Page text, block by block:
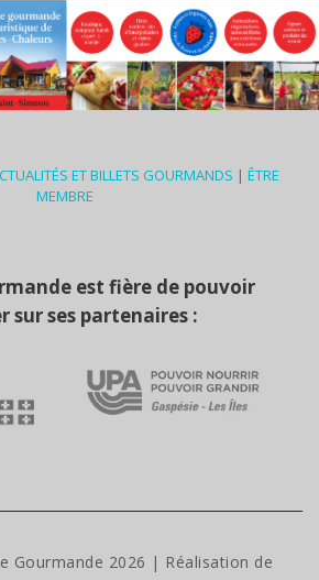
ET BILLETS GOURMANDS | ÊTRE
MEMBRE
est fière de pouvoir
sur ses partenaires :
Gourmande 2026 | Réalisation de